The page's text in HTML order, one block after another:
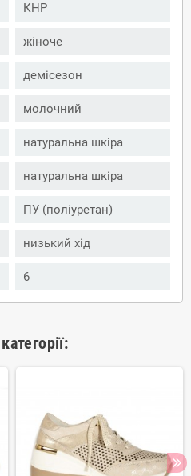
КНР
жіноче
демісезон
молочний
натуральна шкіра
натуральна шкіра
ПУ (поліуретан)
низький хід
6